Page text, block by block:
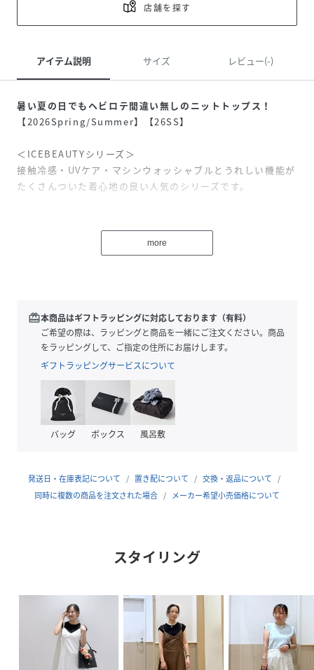
店舗を探す
アイテム説明 サイズ レビュー(-)
暑い夏の日でもヘビロテ間違い無しのニットトップス！
【2026Spring/Summer】【26SS】
＜ICEBEAUTYシリーズ＞
接触冷感・UVケア・マシンウォッシャブルとうれしい機能が
たくさんついた着心地の良い人気のシリーズです。
・気になる二の腕ラインも華奢見えするスリーブ丈
・オンオフ使えて着回しがしやすい夏の定番トップス
今シーズンではセンターバック裾にスリットを入れて、裾を
ボトムアウトした時のアクセントにもなり、女らしいスタイ
リングが楽しめます。キレイ目に編み上げた総針が、肌につ
かず離れずの程良いフィット感があるのもポイント。
【素材】
サラリとした風合いの程良い薄手素材。
UVケア、接触冷感の機能付き。洗濯機洗い可能。
コーディネートがしやすいブラック、オフホワイト、コーデ
のポイントにもなるブラウン系（ナッツブラウン）、ニュア
【おすすめのスタイリング】
おすすめ！
ハイウエストのボトムにはインにしてもGOOD！
-----------------------------
裏地：なし
more
redeem本商品はギフトラッピングに対応しております（有料）
ご希望の際は、ラッピングと商品を一緒にご注文ください。商品
をラッピングして、ご指定の住所にお届けします。
ギフトラッピングサービスについて
バッグ ボックス 風呂敷
発送日・在庫表記について 置き配について
交換・返品について
同時に複数の商品を注文された場合
メーカー希望小売価格について
スタイリング